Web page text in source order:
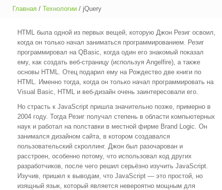
Как делаем
Блог
Главная / Технологии / jQuery
HTML была одной из первых вещей, которую Джон Резиг освоил,
когда он только начал заниматься программированием. Резиг
программировал на QBasic, когда один его знакомый показал
ему, как создать веб-страницу (используя Angelfire), а также
основы HTML. Отец подарил ему на Рождество две книги по
HTML. Именно тогда, когда он только начал программировать на
Visual Basic, HTML и веб-дизайн очень заинтересовали его.
Но страсть к JavaScript пришла значительно позже, примерно в
2004 году. Тогда Резиг получал степень в области компьютерных
наук и работал на полставки в местной фирме Brand Logic. Он
занимался дизайном сайта, в котором создавался
пользовательский скроллинг. Джон был разочарован и
расстроен, особенно потому, что использовал код других
разработчиков, после чего решил серьёзно изучить JavaScript.
Изучив, пришел к выводам, что JavaScript — это простой, но
изящный язык, который является невероятно мощным для